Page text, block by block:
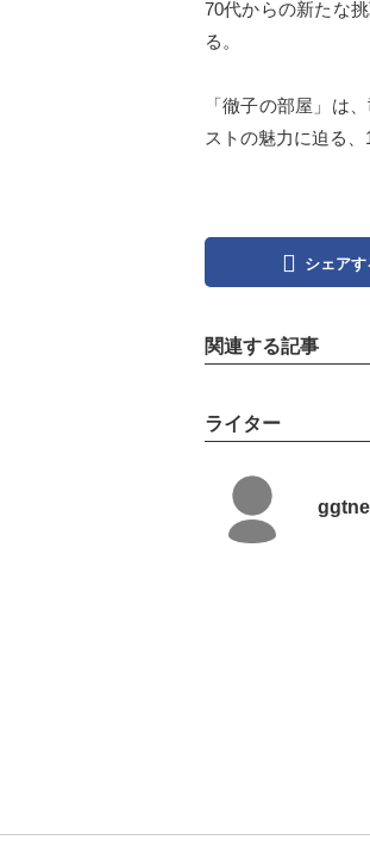
70代からの新たな
る。
「徹子の部屋」は
ストの魅力に迫る、
シェアす
関連する記事
ライター